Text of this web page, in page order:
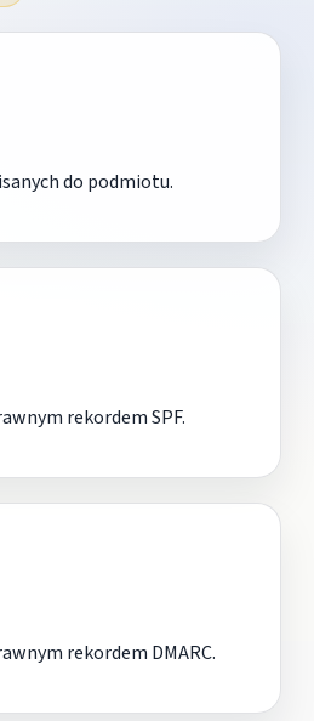
do podmiotu.
rekordem SPF.
rekordem DMARC.